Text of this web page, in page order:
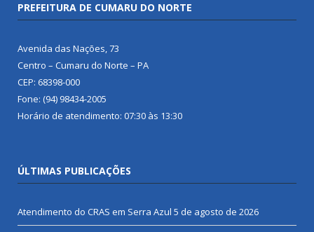
PREFEITURA DE CUMARU DO NORTE
Avenida das Nações, 73
Centro – Cumaru do Norte – PA
CEP: 68398-000
Fone: (94) 98434-2005
Horário de atendimento: 07:30 às 13:30
ÚLTIMAS PUBLICAÇÕES
Atendimento do CRAS em Serra Azul 5 de agosto de 2026